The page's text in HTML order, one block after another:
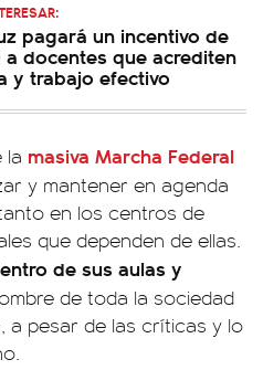
pagará un incentivo de
a docentes que acrediten
y trabajo efectivo
la masiva Marcha Federal
y mantener en agenda
en los centros de
que dependen de ellas.
de sus aulas y
de toda la sociedad
a pesar de las críticas y lo